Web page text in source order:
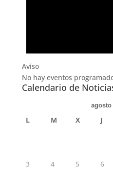
Aviso
No hay eventos
Calendario de
agosto
L M X J
3 4 5 6